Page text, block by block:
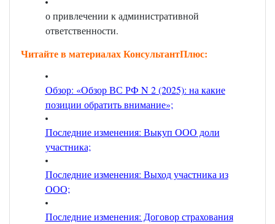
о привлечении к административной
ответственности.
Читайте в материалах КонсультантПлюс:
Обзор: «Обзор ВС РФ N 2 (2025): на какие
позиции обратить внимание»;
Последние изменения: Выкуп ООО доли
участника;
Последние изменения: Выход участника из
ООО;
Последние изменения: Договор страхования